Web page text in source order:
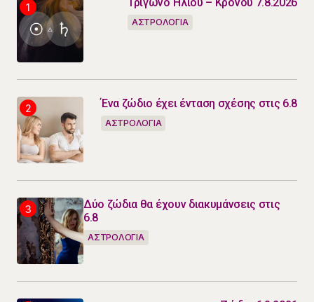
ΑΣΤΡΟΛΟΓΙΑ
Ένα ζώδιο έχει ένταση σχέσης στις 6.8
ΑΣΤΡΟΛΟΓΙΑ
Δύο ζώδια θα έχουν διακυμάνσεις στις
6.8
ΑΣΤΡΟΛΟΓΙΑ